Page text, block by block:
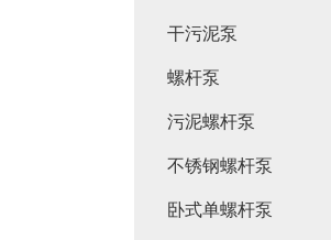
干污泥泵
螺杆泵
污泥螺杆泵
不锈钢螺杆泵
卧式单螺杆泵